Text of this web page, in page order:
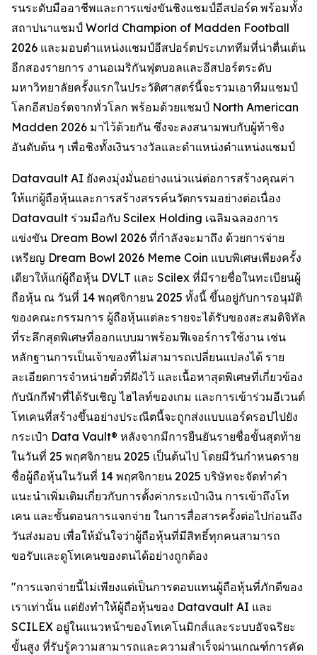
รนระดับมืออาชีพและการแข่งขันชิงแชมป์อีสปอร์ต พร้อมทั้ง
สถาปนาแชมป์ World Champion of Madden Football
2026 และมอบตำแหน่งแชมป์อีสปอร์ตประเภททีมที่น่าตื่นเต้น
อีกสองรายการ งานอเมริกันฟุตบอลและอีสปอร์ตระดับ
มหาวิทยาลัยครั้งแรกในประวัติศาสตร์นี้จะรวมเอาทีมแชมป์
โลกอีสปอร์ตจากทั่วโลก พร้อมด้วยแชมป์ North American
Madden 2026 มาไว้ด้วยกัน ซึ่งจะลงสนามพบกับผู้ท้าชิง
อันดับต้น ๆ เพื่อชิงทั้งเงินรางวัลและตำแหน่งตำแหน่งแชมป์
Datavault AI ยังคงมุ่งมั่นอย่างแน่วแน่ต่อการสร้างคุณค่า
ให้แก่ผู้ถือหุ้นและการสร้างสรรค์นวัตกรรมอย่างต่อเนื่อง
Datavault ร่วมมือกับ Scilex Holding เฉลิมฉลองการ
แข่งขัน Dream Bowl 2026 ที่กำลังจะมาถึง ด้วยการจ่าย
เหรียญ Dream Bowl 2026 Meme Coin แบบพิเศษเพียงครั้ง
เดียวให้แก่ผู้ถือหุ้น DVLT และ Scilex ที่มีรายชื่อในทะเบียนผู้
ถือหุ้น ณ วันที่ 14 พฤศจิกายน 2025 ทั้งนี้ ขึ้นอยู่กับการอนุมัติ
ของคณะกรรมการ ผู้ถือหุ้นแต่ละรายจะได้รับของสะสมดิจิทัล
ที่ระลึกสุดพิเศษที่ออกแบบมาพร้อมฟีเจอร์การใช้งาน เช่น
หลักฐานการเป็นเจ้าของที่ไม่สามารถเปลี่ยนแปลงได้ ราย
ละเอียดการจำหน่ายตั๋วที่ฝังไว้ และเนื้อหาสุดพิเศษที่เกี่ยวข้อง
กับนักกีฬาที่ได้รับเชิญ ไฮไลท์ของเกม และการเข้าร่วมอีเวนต์
โทเคนที่สร้างขึ้นอย่างประณีตนี้จะถูกส่งแบบแอร์ดรอปไปยัง
กระเป๋า Data Vault® หลังจากมีการยืนยันรายชื่อขั้นสุดท้าย
ในวันที่ 25 พฤศจิกายน 2025 เป็นต้นไป โดยมีวันกำหนดราย
ชื่อผู้ถือหุ้นในวันที่ 14 พฤศจิกายน 2025 บริษัทจะจัดทำคำ
แนะนำเพิ่มเติมเกี่ยวกับการตั้งค่ากระเป๋าเงิน การเข้าถึงโท
เคน และขั้นตอนการแจกจ่าย ในการสื่อสารครั้งต่อไปก่อนถึง
วันส่งมอบ เพื่อให้มั่นใจว่าผู้ถือหุ้นที่มีสิทธิ์ทุกคนสามารถ
ขอรับและดูโทเคนของตนได้อย่างถูกต้อง
"การแจกจ่ายนี้ไม่เพียงแต่เป็นการตอบแทนผู้ถือหุ้นที่ภักดีของ
เราเท่านั้น แต่ยังทำให้ผู้ถือหุ้นของ Datavault AI และ
SCILEX อยู่ในแนวหน้าของโทเคโนมิกส์และระบบอัจฉริยะ
ขั้นสูง ที่รับรู้ความสามารถและความสำเร็จผ่านเกณฑ์การคัด